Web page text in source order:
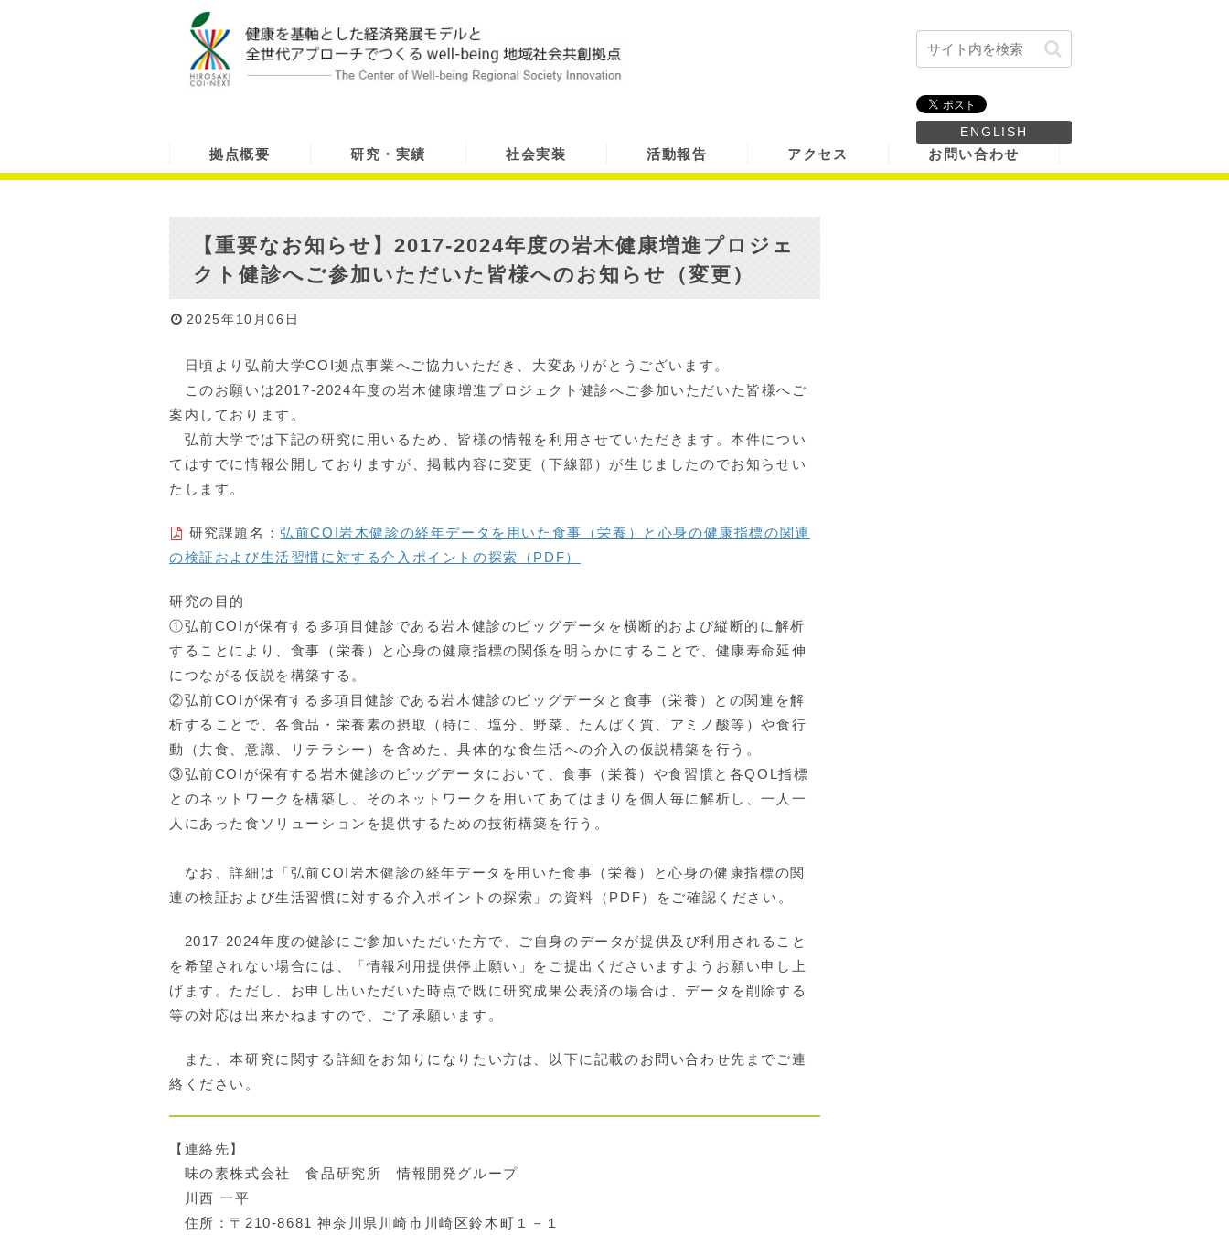
ENGLISH
拠点概要 研究・実績 社会実装 活動報告 アクセス お問い合わせ
【重要なお知らせ】2017-2024年度の岩木健康増進プロジェ
クト健診へご参加いただいた皆様へのお知らせ（変更）
2025年10月06日
日頃より弘前大学COI拠点事業へご協力いただき、大変ありがとうございます。
このお願いは2017-2024年度の岩木健康増進プロジェクト健診へご参加いただいた皆様へご
案内しております。
弘前大学では下記の研究に用いるため、皆様の情報を利用させていただきます。本件につい
てはすでに情報公開しておりますが、掲載内容に変更（下線部）が生じましたのでお知らせい
たします。
研究課題名：弘前COI岩木健診の経年データを用いた食事（栄養）と心身の健康指標の関連
の検証および生活習慣に対する介入ポイントの探索（PDF）
研究の目的
①弘前COIが保有する多項目健診である岩木健診のビッグデータを横断的および縦断的に解析
することにより、食事（栄養）と心身の健康指標の関係を明らかにすることで、健康寿命延伸
につながる仮説を構築する。
②弘前COIが保有する多項目健診である岩木健診のビッグデータと食事（栄養）との関連を解
析することで、各食品・栄養素の摂取（特に、塩分、野菜、たんぱく質、アミノ酸等）や食行
動（共食、意識、リテラシー）を含めた、具体的な食生活への介入の仮説構築を行う。
③弘前COIが保有する岩木健診のビッグデータにおいて、食事（栄養）や食習慣と各QOL指標
とのネットワークを構築し、そのネットワークを用いてあてはまりを個人毎に解析し、一人一
人にあった食ソリューションを提供するための技術構築を行う。
なお、詳細は「弘前COI岩木健診の経年データを用いた食事（栄養）と心身の健康指標の関
連の検証および生活習慣に対する介入ポイントの探索」の資料（PDF）をご確認ください。
2017-2024年度の健診にご参加いただいた方で、ご自身のデータが提供及び利用されること
を希望されない場合には、「情報利用提供停止願い」をご提出くださいますようお願い申し上
げます。ただし、お申し出いただいた時点で既に研究成果公表済の場合は、データを削除する
等の対応は出来かねますので、ご了承願います。
また、本研究に関する詳細をお知りになりたい方は、以下に記載のお問い合わせ先までご連
絡ください。
【連絡先】
味の素株式会社 食品研究所 情報開発グループ
川西 一平
住所：〒210-8681 神奈川県川崎市川崎区鈴木町１－１